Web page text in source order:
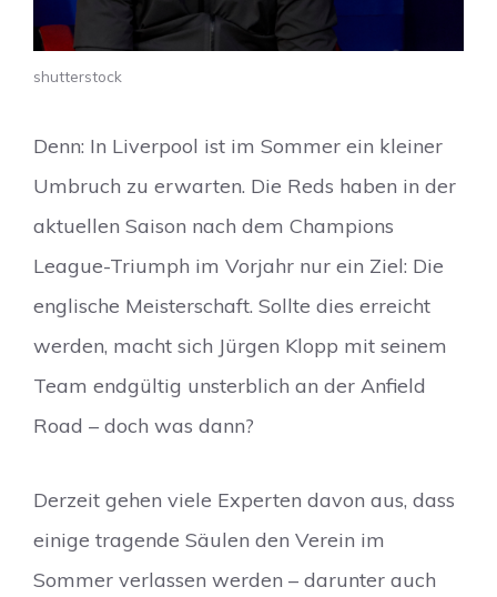
shutterstock
Denn: In Liverpool ist im Sommer ein kleiner
Umbruch zu erwarten. Die Reds haben in der
aktuellen Saison nach dem Champions
League-Triumph im Vorjahr nur ein Ziel: Die
englische Meisterschaft. Sollte dies erreicht
werden, macht sich Jürgen Klopp mit seinem
Team endgültig unsterblich an der Anfield
Road – doch was dann?
Derzeit gehen viele Experten davon aus, dass
einige tragende Säulen den Verein im
Sommer verlassen werden – darunter auch